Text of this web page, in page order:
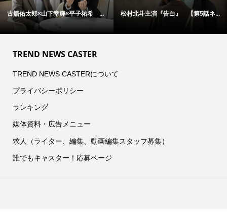
×山下幸輝×平子祐希 ... 松村北斗主演『告白』 【第5話ネ... アン・ハ
TREND NEWS CASTER
TREND NEWS CASTERについて
プライバシーポリシー
ランキング
媒体資料・広告メニュー
求人（ライター、編集、動画編集スタッフ募集）
誰でもキャスター！応募ページ